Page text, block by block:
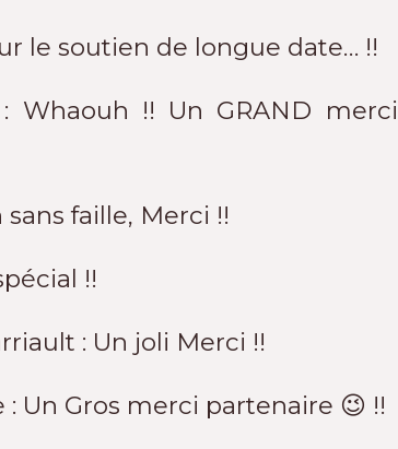
le soutien de longue date… !!
Whaouh !! Un GRAND merci
faille, Merci !!
!!
: Un joli Merci !!
Un Gros merci partenaire 😉 !!